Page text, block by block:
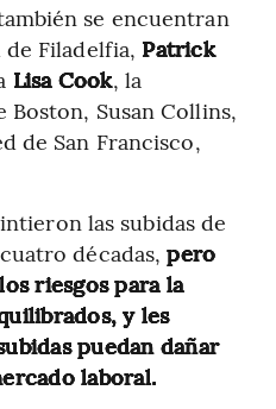
se encuentran
Filadelfia, Patrick
Lisa Cook, la
Susan Collins,
de San Francisco,
las subidas de
décadas, pero
riesgos para la
y les
puedan dañar
laboral.